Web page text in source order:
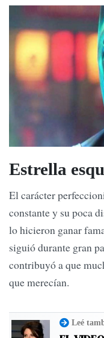
Estrella
El carácter
constante y su poca
lo hicieron ganar
siguió durante gran
contribuyó a que
que merecían.
Leé